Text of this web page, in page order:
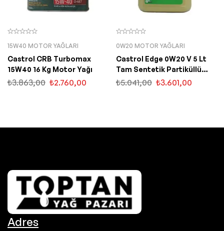
15W40 MOTOR YAĞLARI
Castrol CRB Turbomax
15W40 16 Kg Motor Yağı
₺3.863,00 ₺2.760,00
0W20 MOTOR YAĞLARI
Castrol Edge 0W20 V 5 Lt
Tam Sentetik Partiküllü
Motor Yağı
₺5.041,00 ₺3.601,00
Adres